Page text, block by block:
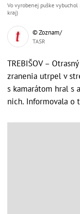
Vo vyrobenej puške vybuchol
kraj)
© Zoznam/
TASR
TREBIŠOV –
zranenia utrpel v
s kamarátom hral s
nich. Informovala o